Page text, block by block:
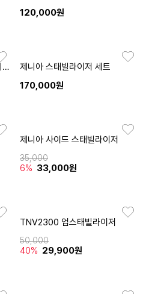
120,000원
벨라토 사이드 스태빌라이저(리뉴얼 전)
제니아 스태빌라이저 세트
170,000원
제니아 사이드 스태빌라이저
35,000
6% 33,000원
TNV2300 업스태빌라이저
50,000
40% 29,900원